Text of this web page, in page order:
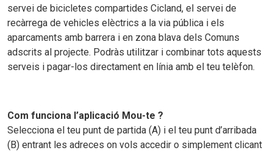
servei de bicicletes compartides Cicland, el servei de
recàrrega de vehicles elèctrics a la via pública i els
aparcaments amb barrera i en zona blava dels Comuns
adscrits al projecte. Podràs utilitzar i combinar tots aquests
serveis i pagar-los directament en línia amb el teu telèfon.
Com funciona l’aplicació Mou-te ?
Selecciona el teu punt de partida (A) i el teu punt d’arribada
(B) entrant les adreces on vols accedir o simplement clicant